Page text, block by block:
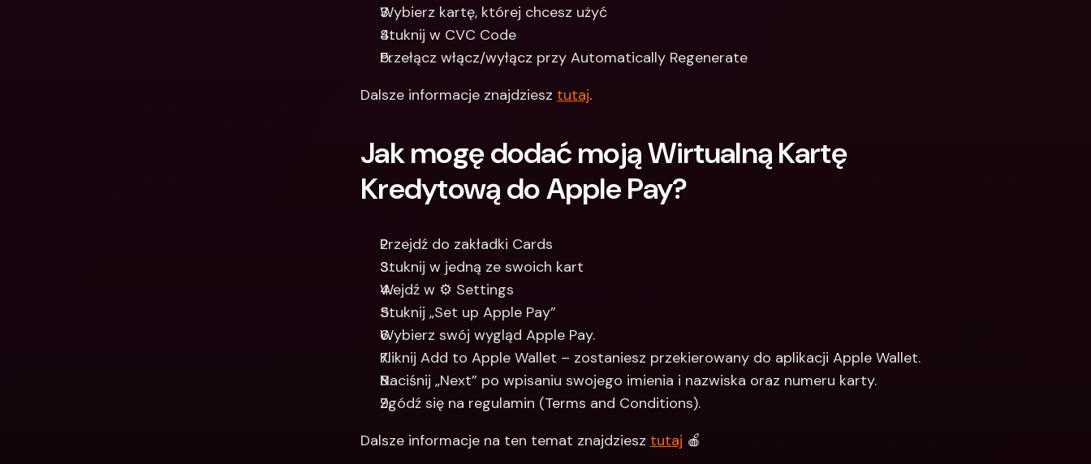
Wybierz kartę, której chcesz użyć
Stuknij w CVC Code
Przełącz włącz/wyłącz przy Automatically Regenerate
Dalsze informacje znajdziesz tutaj.
Jak mogę dodać moją Wirtualną Kartę
Kredytową do Apple Pay?
Przejdź do zakładki Cards
Stuknij w jedną ze swoich kart
Wejdź w ⚙️ Settings
Stuknij „Set up Apple Pay”
Wybierz swój wygląd Apple Pay.
Kliknij Add to Apple Wallet – zostaniesz przekierowany do aplikacji Apple Wallet.
Naciśnij „Next” po wpisaniu swojego imienia i nazwiska oraz numeru karty.
Zgódź się na regulamin (Terms and Conditions).
Dalsze informacje na ten temat znajdziesz tutaj 🍎